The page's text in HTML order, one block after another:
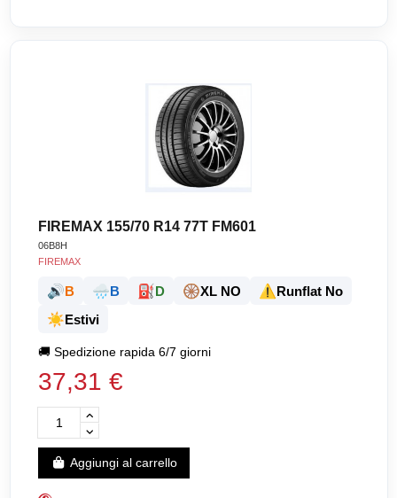
FIREMAX 155/70 R14 77T FM601
06B8H
FIREMAX
🔊B 🌧️B ⛽D 🛞XL NO ⚠️Runflat No
☀️Estivi
🚚Spedizione rapida 6/7 giorni
37,31 €
Aggiungi al carrello